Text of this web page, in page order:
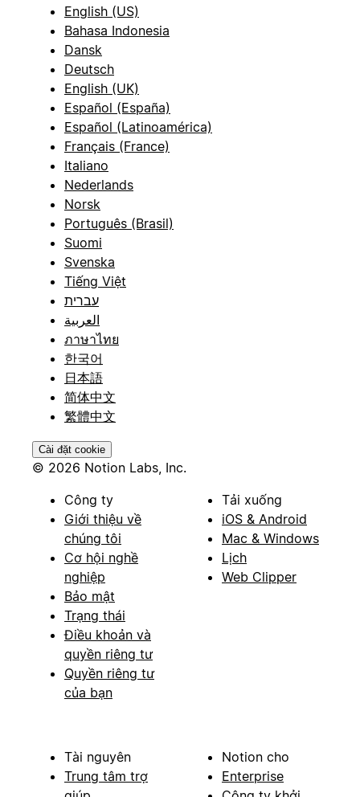
English (US)
Bahasa Indonesia
Dansk
Deutsch
English (UK)
Español (España)
Español (Latinoamérica)
Français (France)
Italiano
Nederlands
Norsk
Português (Brasil)
Suomi
Svenska
Tiếng Việt
עברית
العربية
ภาษาไทย
한국어
日本語
简体中文
繁體中文
Cài đặt cookie
© 2026 Notion Labs, Inc.
Công ty
Giới thiệu về
chúng tôi
Cơ hội nghề
nghiệp
Bảo mật
Trạng thái
Điều khoản và
quyền riêng tư
Quyền riêng tư
của bạn
Tải xuống
iOS & Android
Mac & Windows
Lịch
Web Clipper
Tài nguyên
Trung tâm trợ
Notion cho
Enterprise